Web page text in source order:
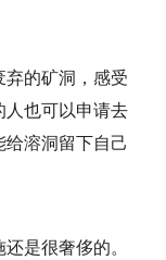
的矿洞，感受
也可以申请去
溶洞留下自己
是很奢侈的。